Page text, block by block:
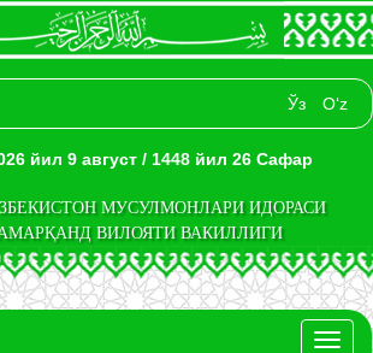
Ўз O‘z
йил 9 август / 1448 йил 26 Сафар
МУСУЛМОНЛАРИ ИДОРАСИ
ВИЛОЯТИ ВАКИЛЛИГИ